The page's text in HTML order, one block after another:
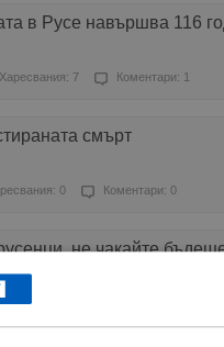
в Русе навършва 116
Харесвания: 7 Коментари: 1
смърт
0 Коментари: 0
не чакайте
3